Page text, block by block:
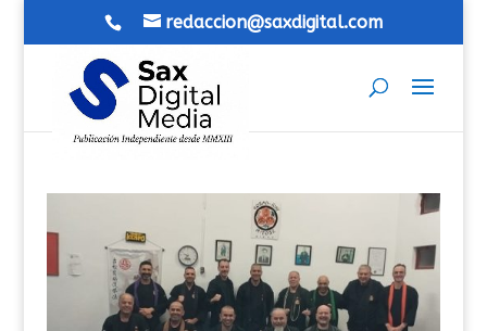
redaccion@saxdigital.com